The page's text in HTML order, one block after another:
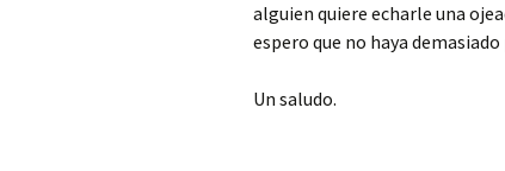
alguien quiere echarle una
espero que no haya
Un saludo.